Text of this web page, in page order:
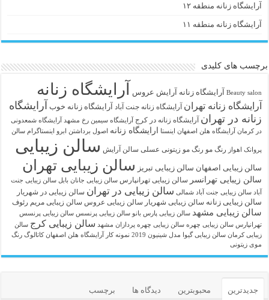
آرایشگاه زنانه منطقه ۱۲
آرایشگاه زنانه منطقه ۱۱
برچسب های کلیدی
Beauty salon آرايشگاه زنانه آرایش عروس آرایشگاه زنانه
آرایشگاه زنانه تهران آرایشگاه زنانه جنت آباد آرایشگاه زنانه خوب آرایشگاه
زنانه در تهران آرایشگاه زنانه در کرج آرایشگاه سیمین رخ مشهد
آرایشگاه شمعدونی
در کرمان آرایشگاه هلن اصفهان اینستا ارایشگاه زنانه اصول برداشتن ابرو اینستاگرام سالن
پروانک اهواز رنگ مو رنگ مو زیتونی عسلی سالن آرایش سالن زیبایی
سالن زیبایی اصفهان سالن زیبایی تبریز سالن زیبایی تهران
سالن زیبایی تهرانسر سالن زیبایی تهرانپارس سالن زیبایی جانان بابل سالن زیبایی جنت
آباد سالن زیبایی جنت آباد شمالی سالن زیبایی در تهران سالن زیبایی در شهریار
سالن زیبایی زنانه سالن زیبایی شهریار سالن زیبایی عروس سالن زیبایی مریم رئوف
سالن زیبایی مشهد سالن زیبایی پارس بانو سالن زیبایی پرنسس سالن زیبایی پرنسس
تهرانپارس سالن زیبایی چهره سالن زیبایی چهره پردازان مشهد سالن زیبایی کرج سالن
زیبایی کرمان سالن زیبایی گیوا مدل شینیون 2019 نمونه کار آرایشگاه هلن اصفهان کاتالوگ رنگ
موی زیتونی
جدیدترین محبوبترین دیدگاه ها برچسب